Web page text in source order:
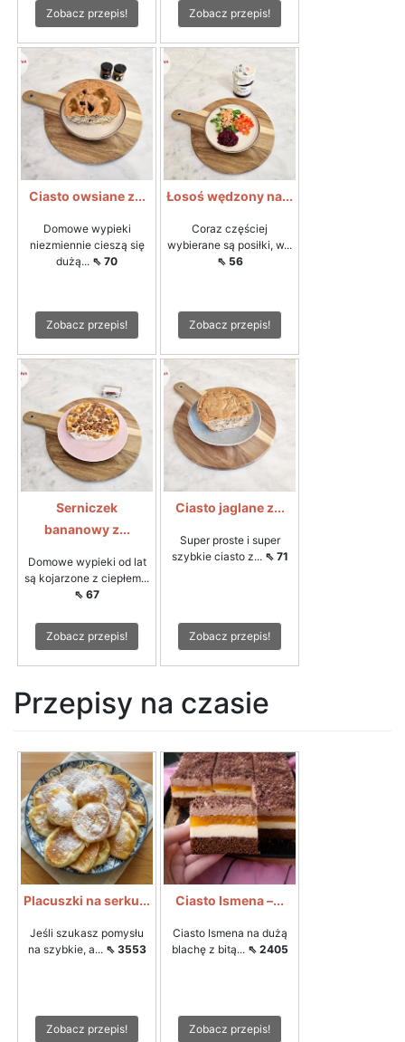
Zobacz przepis! Zobacz przepis!
Ciasto owsiane z...
Domowe wypieki
niezmiennie cieszą się
dużą... ⇖ 70
Zobacz przepis!
Łosoś wędzony na...
Coraz częściej
wybierane są posiłki, w...
⇖ 56
Zobacz przepis!
Serniczek
bananowy z...
Domowe wypieki od lat
są kojarzone z ciepłem...
⇖ 67
Zobacz przepis!
Ciasto jaglane z...
Super proste i super
szybkie ciasto z... ⇖ 71
Zobacz przepis!
Przepisy na czasie
Placuszki na serku...
Jeśli szukasz pomysłu
na szybkie, a... ⇖ 3553
Zobacz przepis!
Ciasto Ismena –...
Ciasto Ismena na dużą
blachę z bitą... ⇖ 2405
Zobacz przepis!